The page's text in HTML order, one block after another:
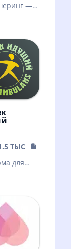
—
с
ТЫС
для
по